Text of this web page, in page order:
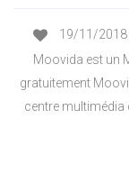
19/11/2018
Moovida est un
gratuitement
centre multimédia